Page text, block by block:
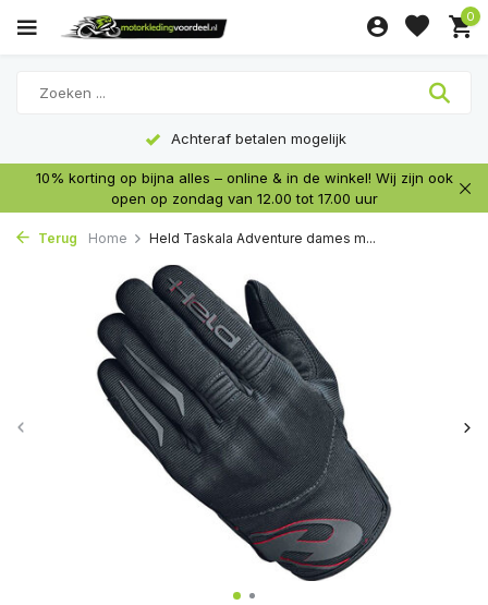
0
Achteraf betalen mogelijk
10% korting op bijna alles – online & in de winkel! Wij zijn ook
open op zondag van 12.00 tot 17.00 uur
Terug Home Held Taskala Adventure dames m...